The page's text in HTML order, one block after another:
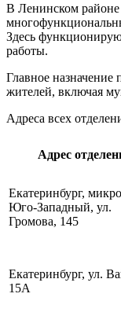
В Ленинском районе
Здесь
работы.
Главное назначение
жителей, включая
Адреса всех
Адрес
Екатеринбург,
Юго-Западный, ул.
Громова, 145
Екатеринбург, ул.
15А